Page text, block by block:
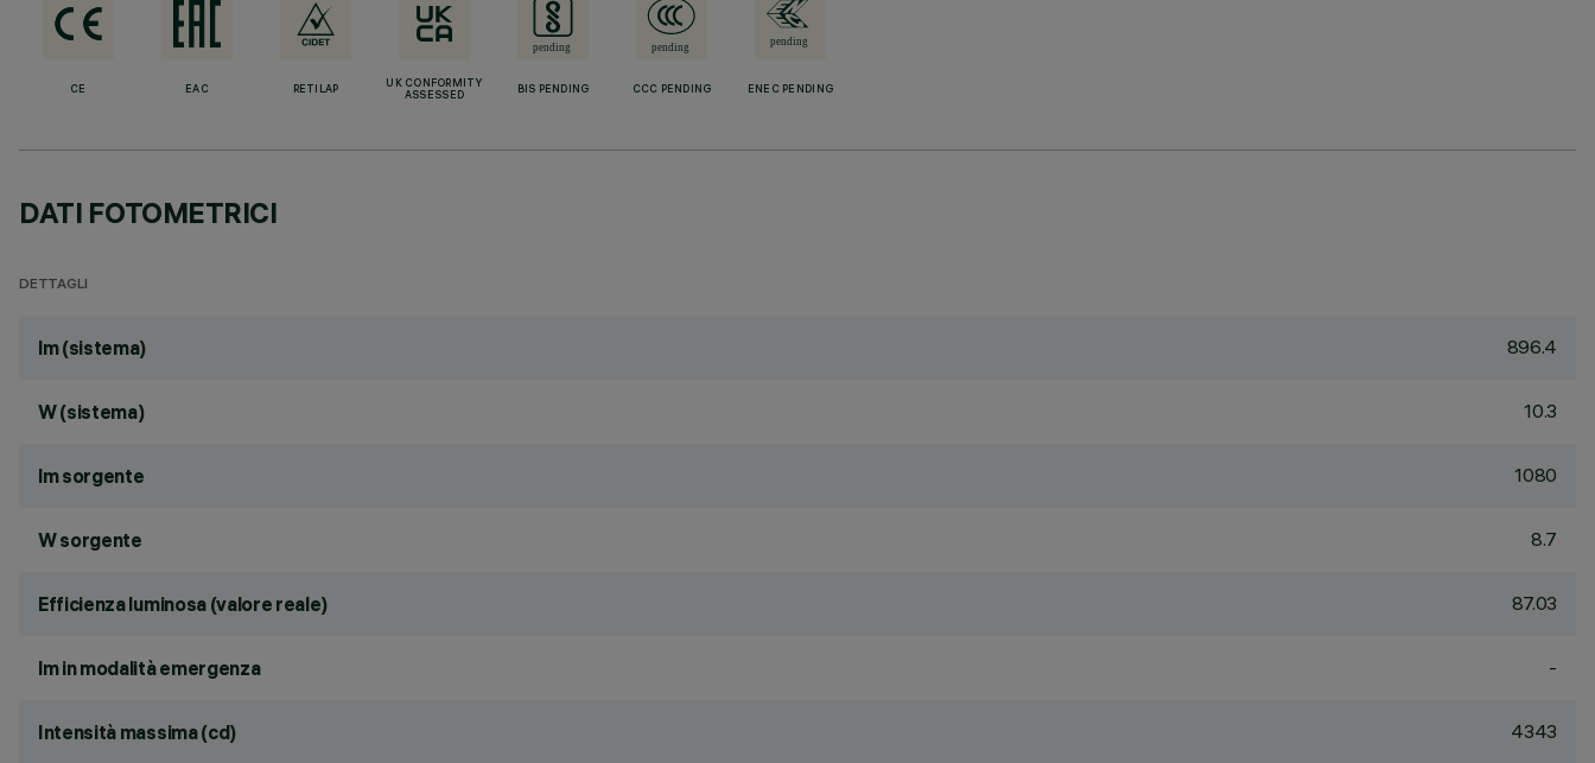
CE EAC RETILAP
UK CONFORMITY
ASSESSED
BIS PENDING CCC PENDING ENEC PENDING
DATI FOTOMETRICI
DETTAGLI
lm (sistema) 896.4
W (sistema) 10.3
lm sorgente 1080
W sorgente 8.7
Efficienza luminosa (valore reale) 87.03
lm in modalità emergenza -
Intensità massima (cd) 4343